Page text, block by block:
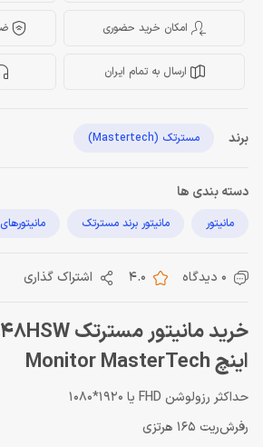
امکان خرید حضوری
ارسال به تمام ایران
برند مسترتک (Mastertech)
دسته بندی ها
مانیتور مانیتور برند مسترتک مانیتورهای 24 اینچ
0 دیدگاه 4.0 اشتراک گذاری
اینچ Monitor MasterTech
حداکثر رزولوشن FHD یا 1920*1080
رفرش‌ریت 165 هرتزی